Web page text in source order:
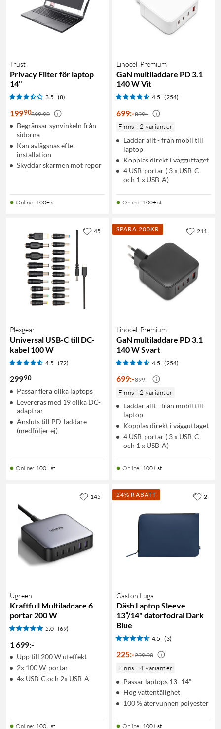
Trust
Privacy Filter för laptop
14"
3.5 (8)
19990399:90
Begränsar synvinkeln från
sidorna
Kan avlägsnas efter
installation
Skyddar skärmen mot repor
Online: 100+ st
Linocell Premium
GaN multiladdare PD 3.1
140 W Vit
4.5 (254)
699:-899:-
Finns i 2 varianter
Laddar allt - från mobil till
laptop
Kopplas direkt i vägguttaget
4 USB-portar ( 3 x USB-C
och 1 x USB-A)
Online: 100+ st
Plexgear
Universal USB-C till DC-
kabel 100 W
4.5 (72)
29990
Passar flera olika laptops
Levereras med 19 olika DC-
adaptrar
Ansluts till PD-laddare
(medföljer ej)
Online: 100+ st
45 SPARA 200KR
Linocell Premium
GaN multiladdare PD 3.1
140 W Svart
4.5 (254)
699:-899:-
Finns i 2 varianter
Laddar allt - från mobil till
laptop
Kopplas direkt i vägguttaget
4 USB-portar ( 3 x USB-C
och 1 x USB-A)
Online: 100+ st
211
Ugreen
Kraftfull Multiladdare 6
portar 200 W
5.0 (69)
1 699:-
Upp till 200 W uteffekt
2x 100 W-portar
4x USB-C och 2x USB-A
Online: 100+ st
145 24% RABATT
Gaston Luga
Däsh Laptop Sleeve
13”/14" datorfodral Dark
Blue
4.5 (3)
225:-299:90
Finns i 4 varianter
Passar laptops 13–14”
Hög vattentålighet
100 % återvunnen polyester
Online: 100+ st
2